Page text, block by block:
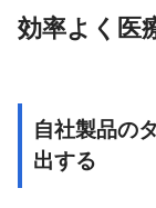
効率よく医
自社製品の
出する